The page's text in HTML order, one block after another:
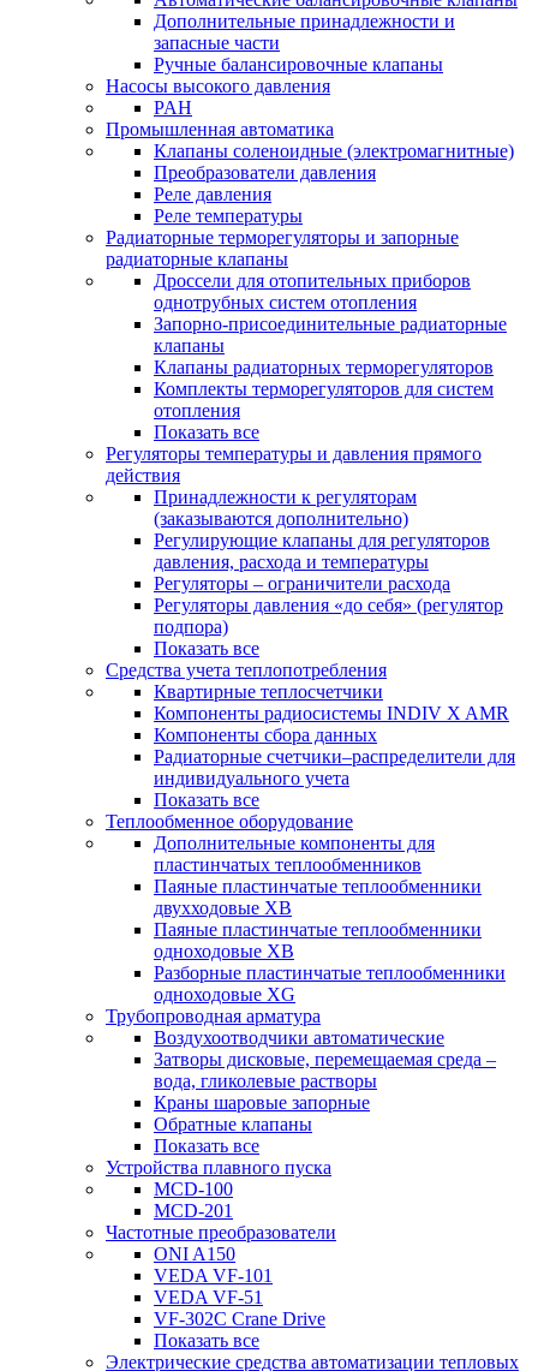
Дополнительные принадлежности и
запасные части
Ручные балансировочные клапаны
Насосы высокого давления
PAH
Промышленная автоматика
Клапаны соленоидные (электромагнитные)
Преобразователи давления
Реле давления
Реле температуры
Радиаторные терморегуляторы и запорные
радиаторные клапаны
Дроссели для отопительных приборов
однотрубных систем отопления
Запорно-присоединительные радиаторные
клапаны
Клапаны радиаторных терморегуляторов
Комплекты терморегуляторов для систем
отопления
Показать все
Регуляторы температуры и давления прямого
действия
Принадлежности к регуляторам
(заказываются дополнительно)
Регулирующие клапаны для регуляторов
давления, расхода и температуры
Регуляторы – ограничители расхода
Регуляторы давления «до себя» (регулятор
подпора)
Показать все
Средства учета теплопотребления
Квартирные теплосчетчики
Компоненты радиосистемы INDIV X AMR
Компоненты сбора данных
Радиаторные счетчики–распределители для
индивидуального учета
Показать все
Теплообменное оборудование
Дополнительные компоненты для
пластинчатых теплообменников
Паяные пластинчатые теплообменники
двухходовые XB
Паяные пластинчатые теплообменники
одноходовые ХВ
Разборные пластинчатые теплообменники
одноходовые ХG
Трубопроводная арматура
Воздухоотводчики автоматические
Затворы дисковые, перемещаемая среда –
вода, гликолевые растворы
Краны шаровые запорные
Обратные клапаны
Показать все
Устройства плавного пуска
MCD-100
MCD-201
Частотные преобразователи
ONI A150
VEDA VF-101
VEDA VF-51
VF-302C Crane Drive
Показать все
Электрические средства автоматизации тепловых